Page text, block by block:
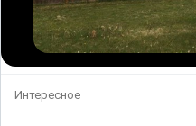
Интересное